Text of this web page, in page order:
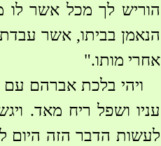
הוריש לך מכל אשר לו
הנאמן בביתו, אשר
אחרי מותו."
ויהי בלכת אברהם עם
עניו ושפל ריח מאד.
לעשות הדבר הזה היום